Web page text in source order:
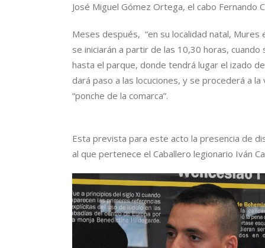
José Miguel Gómez Ortega, el cabo Fernando
Meses después, “en su localidad natal,
se iniciarán a partir de las 10,30 horas,
hasta el parque, donde tendrá lugar el izado
dará paso a las locuciones, y se procederá a
“ponche de la comarca”.
Esta prevista para este acto la presencia de
al que pertenece el Caballero legionario Iván